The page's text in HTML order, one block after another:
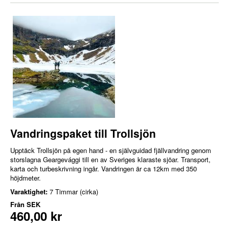
Vandringspaket till Trollsjön
Upptäck Trollsjön på egen hand - en självguidad fjällvandring genom
storslagna Geargevággi till en av Sveriges klaraste sjöar. Transport,
karta och turbeskrivning ingår. Vandringen är ca 12km med 350
höjdmeter.
Varaktighet: 7 Timmar (cirka)
Från SEK
460,00 kr